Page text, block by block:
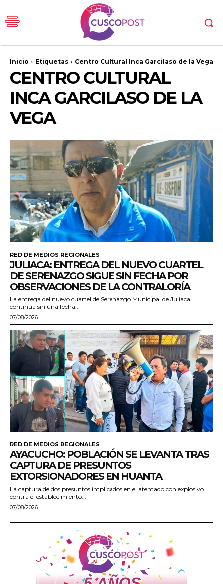
Inicio Etiquetas Centro Cultural Inca Garcilaso de la Vega
CENTRO CULTURAL
INCA GARCILASO DE LA
VEGA
RED DE MEDIOS REGIONALES
JULIACA: ENTREGA DEL NUEVO CUARTEL
DE SERENAZGO SIGUE SIN FECHA POR
OBSERVACIONES DE LA CONTRALORÍA
La entrega del nuevo cuartel de Serenazgo Municipal de Juliaca
continúa sin una fecha...
07/08/2026
RED DE MEDIOS REGIONALES
AYACUCHO: POBLACIÓN SE LEVANTA TRAS
CAPTURA DE PRESUNTOS
EXTORSIONADORES EN HUANTA
La captura de dos presuntos implicados en el atentado con explosivo
contra el establecimiento...
07/08/2026